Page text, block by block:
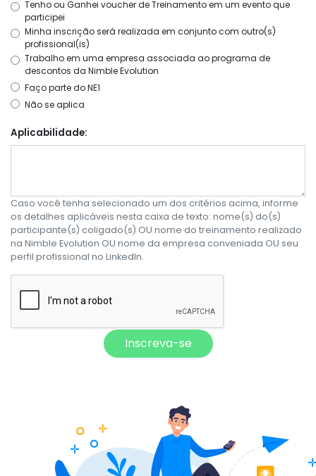
Tenho ou Ganhei voucher de Treinamento em um evento que
participei
Minha inscrição será realizada em conjunto com outro(s)
profissional(is)
Trabalho em uma empresa associada ao programa de
descontos da Nimble Evolution
Faço parte do NE1
Não se aplica
Aplicabilidade:
Caso você tenha selecionado um dos critérios acima, informe
os detalhes aplicáveis nesta caixa de texto: nome(s) do(s)
participante(s) coligado(s) OU nome do treinamento realizado
na Nimble Evolution OU nome da empresa conveniada OU seu
perfil profissional no LinkedIn.
Inscreva-se